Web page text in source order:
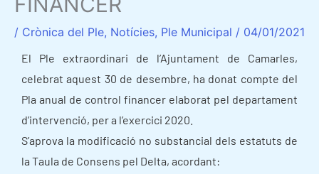
/ Crònica del Ple, Notícies, Ple Municipal / 04/01/2021
El Ple extraordinari de l’Ajuntament de Camarles,
celebrat aquest 30 de desembre, ha donat compte del
Pla anual de control financer elaborat pel departament
d’intervenció, per a l’exercici 2020.
S’aprova la modificació no substancial dels estatuts de
la Taula de Consens pel Delta, acordant: